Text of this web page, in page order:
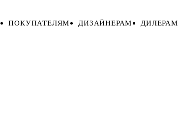
ПОКУПАТЕЛЯМ ДИЗАЙНЕРАМ ДИЛЕРАМ